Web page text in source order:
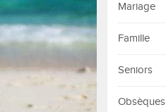
Mariage
Famille
Seniors
Obsèques